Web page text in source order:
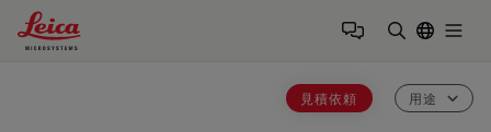
Leica Microsystems Logo
見積依頼 用途